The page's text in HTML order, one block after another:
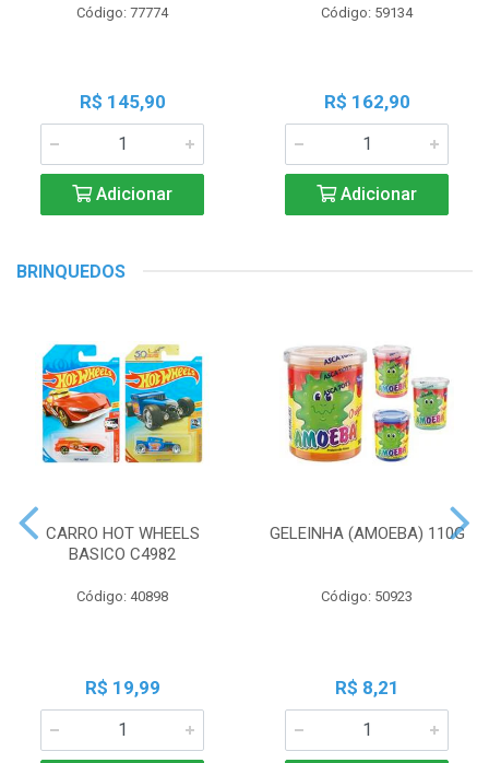
Código: 77774
R$ 145,90
Adicionar
Código: 59134
R$ 162,90
Adicionar
BRINQUEDOS
CARRO HOT WHEELS
BASICO C4982
Código: 40898
R$ 19,99
GELEINHA (AMOEBA) 110G
Código: 50923
R$ 8,21